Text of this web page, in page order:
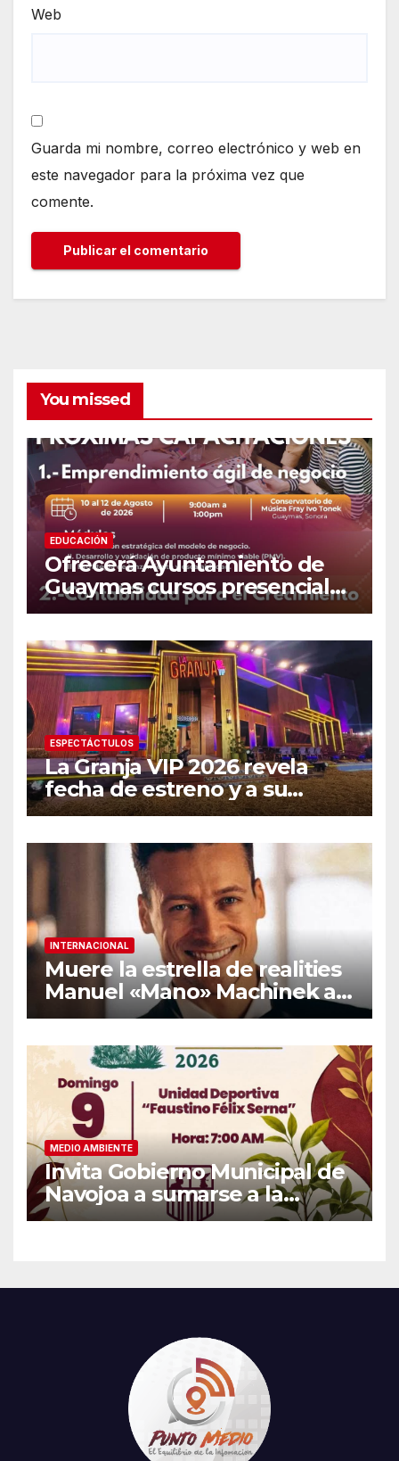
Web
Guarda mi nombre, correo electrónico y web en
este navegador para la próxima vez que
comente.
You missed
EDUCACIÓN
Ofrecerá Ayuntamiento de
Guaymas cursos presenciales
para emprendedores
ESPECTÁCTULOS
La Granja VIP 2026 revela
fecha de estreno y a su
primer famoso confirmado
INTERNACIONAL
Muere la estrella de realities
Manuel «Mano» Machinek a
los 37 años
MEDIO AMBIENTE
Invita Gobierno Municipal de
Navojoa a sumarse a la
Jornada Nacional de